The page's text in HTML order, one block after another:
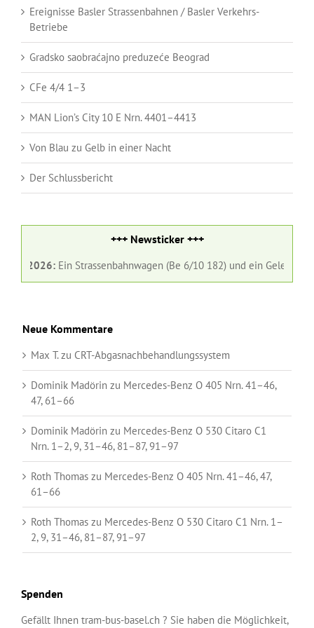
Ereignisse Basler Strassenbahnen / Basler Verkehrs-
Betriebe
Gradsko saobraćajno preduzeće Beograd
CFe 4/4 1–3
MAN Lion’s City 10 E Nrn. 4401–4413
Von Blau zu Gelb in einer Nacht
Der Schlussbericht
+++ Newsticker +++
Ein Strassenbahnwagen (Be 6/10 182) und ein Gelenkbus (Nr.
Neue Kommentare
Max T.zu CRT-Abgasnachbehandlungssystem
Dominik Madörin zu Mercedes-Benz O 405 Nrn. 41–46,
47, 61–66
Dominik Madörin zu Mercedes-Benz O 530 Citaro C1
Nrn. 1–2, 9, 31–46, 81–87, 91–97
Roth Thomas zu Mercedes-Benz O 405 Nrn. 41–46, 47,
61–66
Roth Thomas zu Mercedes-Benz O 530 Citaro C1 Nrn. 1–
2, 9, 31–46, 81–87, 91–97
Spenden
Gefällt Ihnen tram-bus-basel.ch ? Sie haben die Möglichkeit,